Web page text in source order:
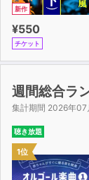
新作
¥550
チケット
週間総合ラ
集計期間 2026年
聴き放題
1位